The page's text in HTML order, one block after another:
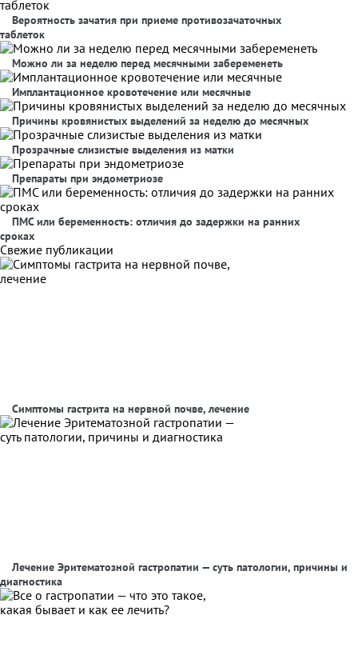
Вероятность зачатия при приеме противозачаточных
таблеток
Можно ли за неделю перед месячными забеременеть
Имплантационное кровотечение или месячные
Причины кровянистых выделений за неделю до месячных
Прозрачные слизистые выделения из матки
Препараты при эндометриозе
ПМС или беременность: отличия до задержки на ранних
сроках
Свежие публикации
Симптомы гастрита на нервной почве, лечение
Лечение Эритематозной гастропатии — суть патологии, причины и
диагностика